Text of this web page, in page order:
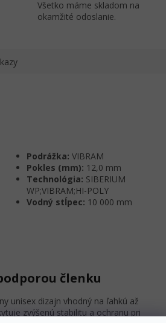
Všetko máme skladom na
okamžité odoslanie.
Podrážka: VIBRAM
Pokles (mm): 12,0 mm
Technológia: SIBERIUM
WP;VIBRAM;HI-POLY
Vodný stĺpec: 10 000 mm
členku
unisex dizajn vhodný na ľahkú až
zvýšenú stabilitu a ochranu pri